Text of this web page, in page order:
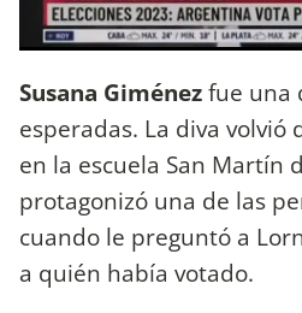
Susana Giménezfue una
esperadas. La diva volvió
en la escuela San Martín
protagonizó una de las
cuando le preguntó a
a quién había votado.